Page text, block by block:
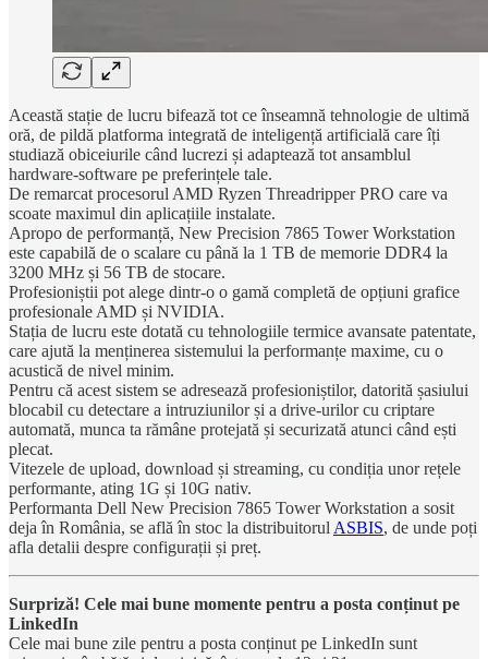
Această stație de lucru bifează tot ce înseamnă tehnologie de ultimă
oră, de pildă platforma integrată de inteligență artificială care îți
studiază obiceiurile când lucrezi și adaptează tot ansamblul
hardware-software pe preferințele tale.
De remarcat procesorul AMD Ryzen Threadripper PRO care va
scoate maximul din aplicațiile instalate.
Apropo de performanță, New Precision 7865 Tower Workstation
este capabilă de o scalare cu până la 1 TB de memorie DDR4 la
3200 MHz și 56 TB de stocare.
Profesioniștii pot alege dintr-o o gamă completă de opțiuni grafice
profesionale AMD și NVIDIA.
Stația de lucru este dotată cu tehnologiile termice avansate patentate,
care ajută la menținerea sistemului la performanțe maxime, cu o
acustică de nivel minim.
Pentru că acest sistem se adresează profesioniștilor, datorită șasiului
blocabil cu detectare a intruziunilor și a drive-urilor cu criptare
automată, munca ta rămâne protejată și securizată atunci când ești
plecat.
Vitezele de upload, download și streaming, cu condiția unor rețele
performante, ating 1G și 10G nativ.
Performanta Dell New Precision 7865 Tower Workstation a sosit
deja în România, se află în stoc la distribuitorul ASBIS, de unde poți
afla detalii despre configurații și preț.
Surpriză! Cele mai bune momente pentru a posta conținut pe
LinkedIn
Cele mai bune zile pentru a posta conținut pe LinkedIn sunt